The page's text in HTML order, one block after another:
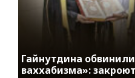
Гайнутдина
ваххабизма»: